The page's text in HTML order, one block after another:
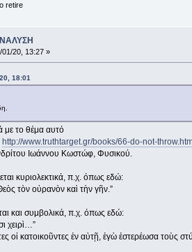
retire
01/20, 13:27 »
18:01
με το θέμα αυτό
http://www.truthtarget.gr/books/66-do-not-
Ιωάννου Κωστώφ, Φυσικού.
κυριολεκτικά, π.χ. όπως εδώ:
τὸν οὐρανὸν καὶ τὴν γῆν.”
και συμβολικά, π.χ. όπως εδώ:
χειρὶ…”
οἱ κατοικοῦντες ἐν αὐτῇ, ἐγὼ ἐστερέωσα τοὺς